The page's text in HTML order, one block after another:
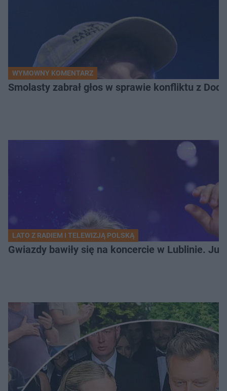
WYMOWNY KOMENTARZ
Smolasty zabrał głos w sprawie konfliktu z
LATO Z RADIEM I TELEWIZJĄ POLSKĄ
Gwiazdy bawiły się na koncercie w Lublinie.